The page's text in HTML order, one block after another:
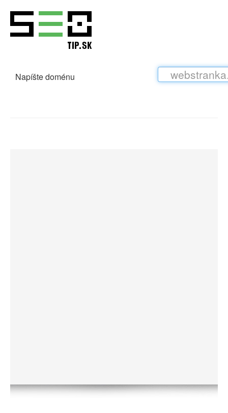
Napíšte doménu